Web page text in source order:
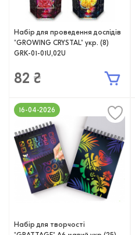
Набір для проведення дослідів
"GROWING CRYSTAL" укр. (8)
GRK-01-01U,02U
82 ₴
Набір для творчості
16-04-2026